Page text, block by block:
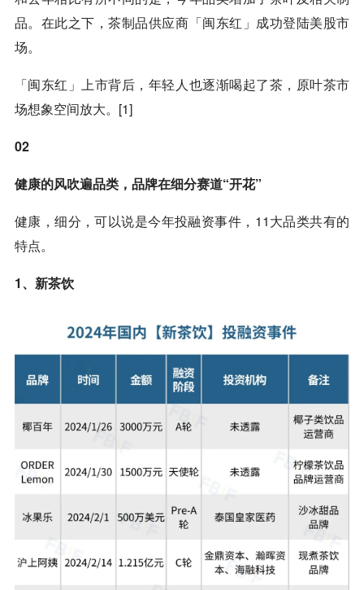
品。在此之下，茶制品供应商「闽东红」成功登陆美股市
场。
「闽东红」上市背后，年轻人也逐渐喝起了茶，原叶茶市
场想象空间放大。[1]
02
健康的风吹遍品类，品牌在细分赛道“开花”
健康，细分，可以说是今年投融资事件，11大品类共有的
特点。
1、新茶饮